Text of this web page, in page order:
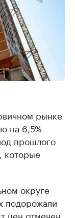
рынке
на 6,5%
прошлого
которые
округе
подорожали
цен отмечен